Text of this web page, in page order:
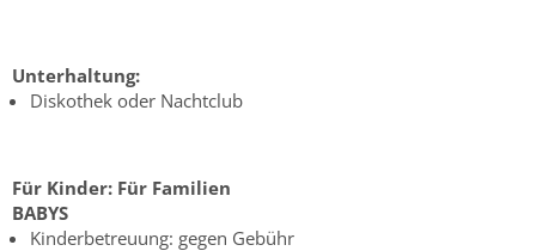
Unterhaltung:
Diskothek oder Nachtclub
Für Kinder: Für Familien
BABYS
Kinderbetreuung: gegen Gebühr